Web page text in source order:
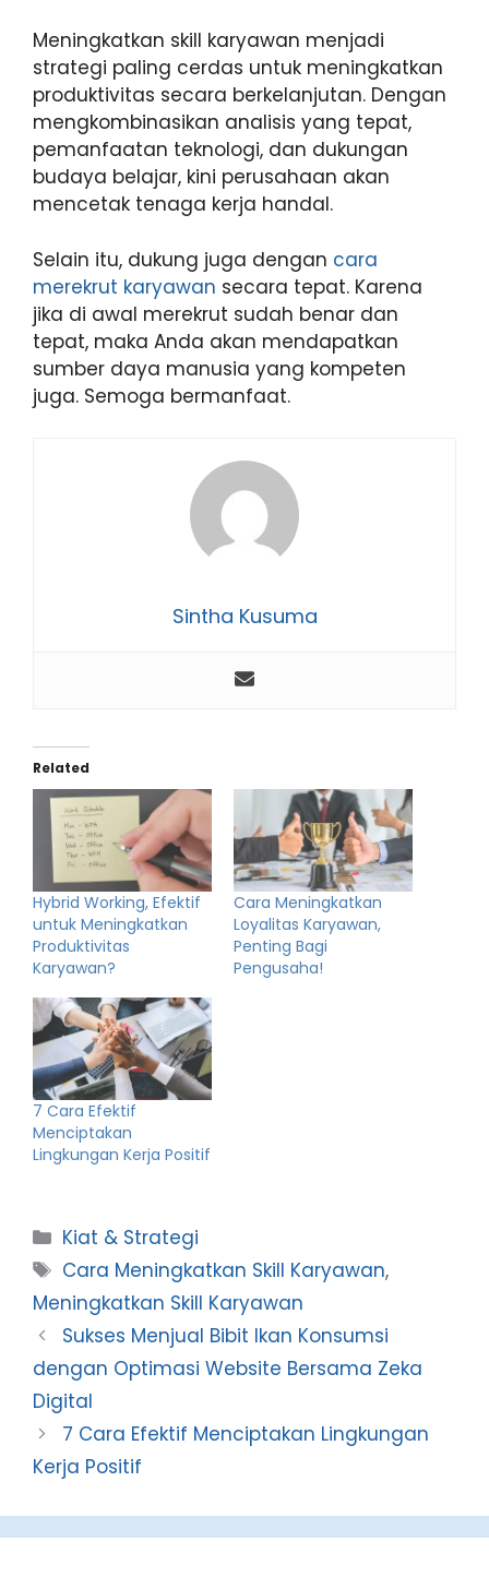
Meningkatkan skill karyawan menjadi
strategi paling cerdas untuk meningkatkan
produktivitas secara berkelanjutan. Dengan
mengkombinasikan analisis yang tepat,
pemanfaatan teknologi, dan dukungan
budaya belajar, kini perusahaan akan
mencetak tenaga kerja handal.
Selain itu, dukung juga dengan cara
merekrut karyawan secara tepat. Karena
jika di awal merekrut sudah benar dan
tepat, maka Anda akan mendapatkan
sumber daya manusia yang kompeten
juga. Semoga bermanfaat.
Sintha Kusuma
Related
Hybrid Working, Efektif
untuk Meningkatkan
Produktivitas
Karyawan?
Cara Meningkatkan
Loyalitas Karyawan,
Penting Bagi
Pengusaha!
7 Cara Efektif
Menciptakan
Lingkungan Kerja Positif
Categories
Kiat & Strategi
Tags
Cara Meningkatkan Skill Karyawan,
Meningkatkan Skill Karyawan
Sukses Menjual Bibit Ikan Konsumsi
dengan Optimasi Website Bersama Zeka
Digital
7 Cara Efektif Menciptakan Lingkungan
Kerja Positif